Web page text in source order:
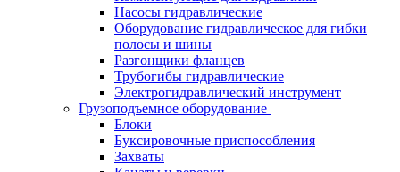
Насосы гидравлические
Оборудование гидравлическое для гибки
полосы и шины
Разгонщики фланцев
Трубогибы гидравлические
Электрогидравлический инструмент
Грузоподъемное оборудование
Блоки
Буксировочные приспособления
Захваты